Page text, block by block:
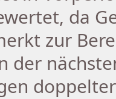
da
zur
der